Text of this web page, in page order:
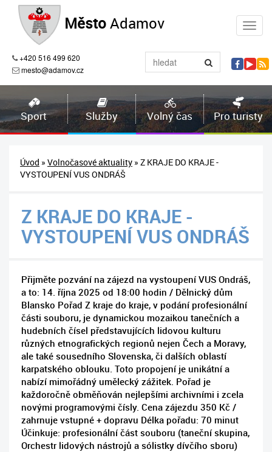
MěstoAdamov
+420 516 499 620
mesto@adamov.cz
Sport Služby Volný čas Pro turisty
Úvod » Volnočasové aktuality » Z KRAJE DO KRAJE -
VYSTOUPENÍ VUS ONDRÁŠ
Z KRAJE DO KRAJE -
VYSTOUPENÍ VUS ONDRÁŠ
Přijměte pozvání na zájezd na vystoupení VUS Ondráš,
a to: 14. října 2025 od 18:00 hodin / Dělnický dům
Blansko Pořad Z kraje do kraje, v podání profesionální
části souboru, je dynamickou mozaikou tanečních a
hudebních čísel představujících lidovou kulturu
různých etnografických regionů nejen Čech a Moravy,
ale také sousedního Slovenska, či dalších oblastí
karpatského oblouku. Toto propojení je unikátní a
nabízí mimořádný umělecký zážitek. Pořad je
každoročně obměňován nejlepšími archivními i zcela
novými programovými čísly. Cena zájezdu 350 Kč /
zahrnuje vstupné + dopravu Délka pořadu: 70 minut
Účinkuje: profesionální část souboru (taneční skupina,
Orchestr lidových nástrojů a sólistky dívčího sboru)